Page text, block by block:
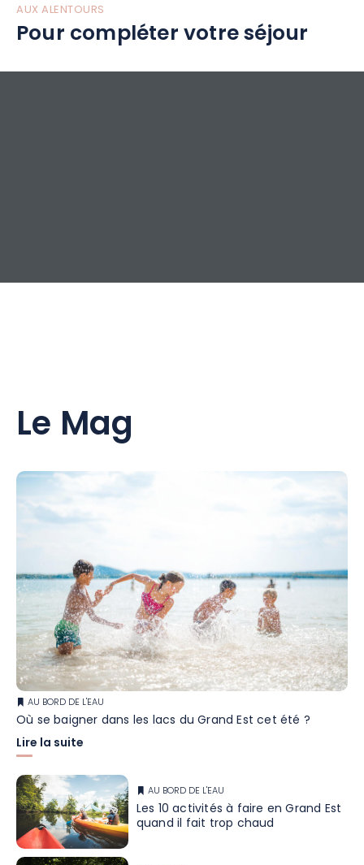
AUX ALENTOURS
Pour compléter votre séjour
Le Mag
AU BORD DE L'EAU
Où se baigner dans les lacs du Grand Est cet été ?
Lire la suite
AU BORD DE L'EAU
Les 10 activités à faire en Grand Est
quand il fait trop chaud